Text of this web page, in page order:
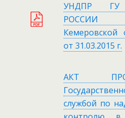
УНДПР
Кемеровской
от 31.03.2015 г.
АКТ
службой по